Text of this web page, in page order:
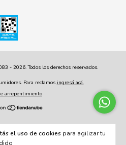
el uso de cookies para agilizar tu
- 2026. Todos los derechos reservados.
Para reclamos ingresá acá.
arrepentimiento